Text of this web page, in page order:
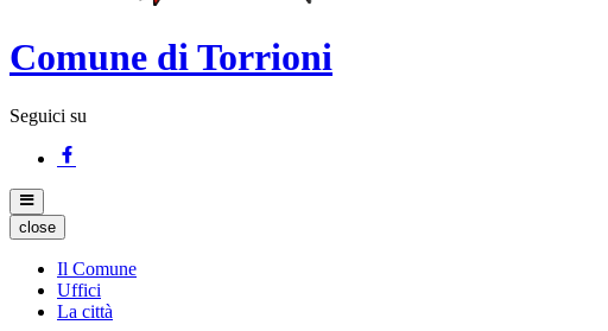
Comune di Torrioni
Seguici su
close
Il Comune
Uffici
La città